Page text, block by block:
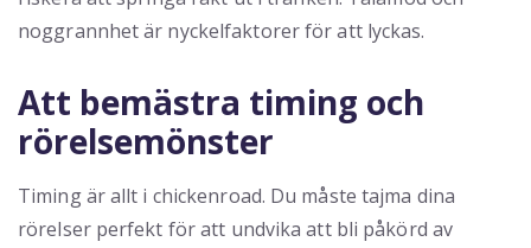
noggrannhet är nyckelfaktorer för att lyckas.
Att bemästra timing och
rörelsemönster
Timing är allt i chickenroad. Du måste tajma dina
rörelser perfekt för att undvika att bli påkörd av